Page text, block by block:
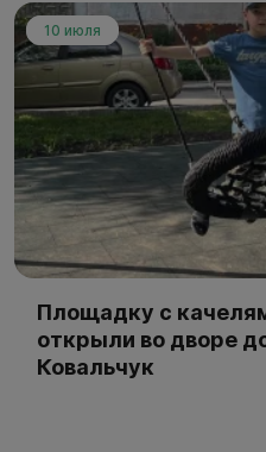
10 июля
Площадку с
открыли во дворе
Ковальчук